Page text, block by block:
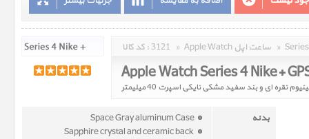
کد کالا : 3121 » Apple Watch ساعت اپل »
بدنه
Space Gray aluminum Case